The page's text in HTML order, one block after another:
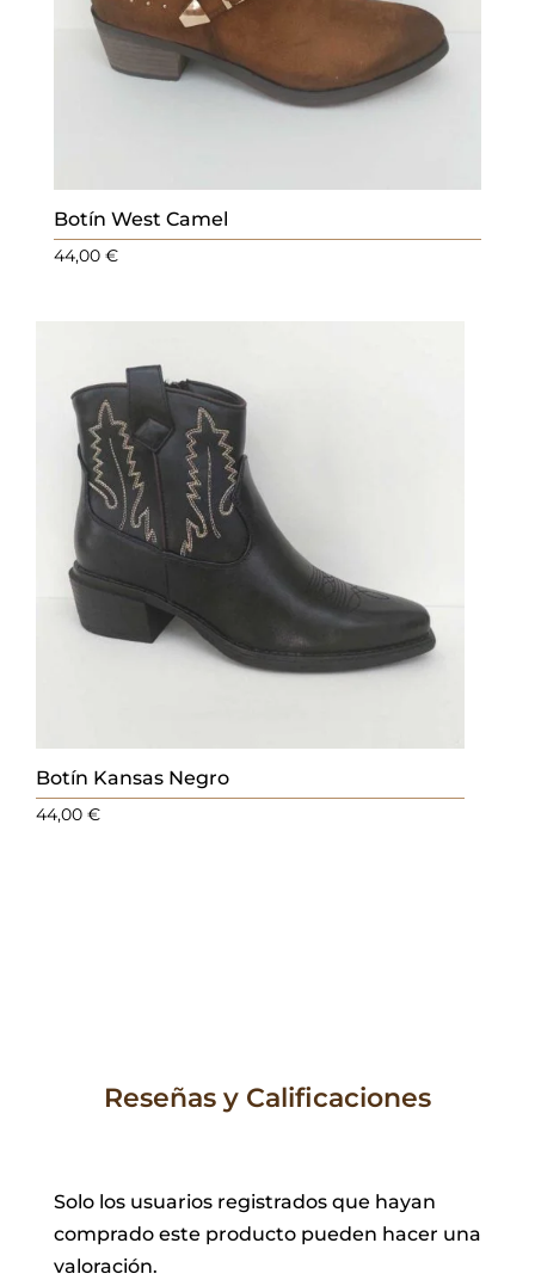
Botín West Camel
44,00 €
Botín Kansas Negro
44,00€
Reseñas y Calificaciones
Solo los usuarios registrados que hayan
comprado este producto pueden hacer una
valoración.